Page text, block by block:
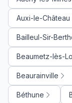
Auxi-le-Château
Bailleul-Sir-
Beaumetz-lès-
Beaurainville
Béthune